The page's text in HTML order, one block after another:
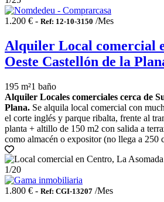
1.200 € - Ref: 12-10-3150 /Mes
Alquiler Local comercial
Oeste Castellón de la
195 m²1 baño
Alquiler Locales comerciales cerca de
Plana. Se alquila local comercial con
el corte inglés y parque ribalta, frente al
planta + altillo de 150 m2 con salida a
como almacén o expositor (no llega a 250
1/20
1.800 € - Ref: CGI-13207 /Mes